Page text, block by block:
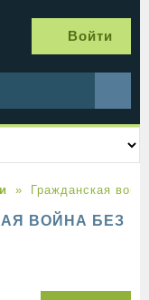
Войти
Гражданская
ВОЙНА БЕЗ